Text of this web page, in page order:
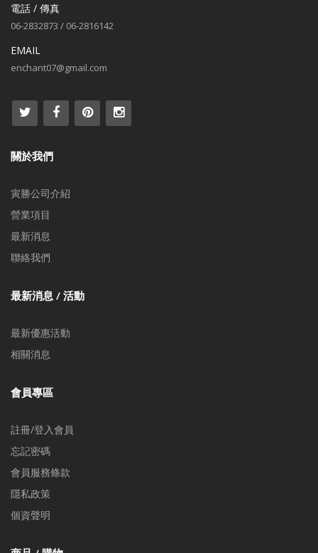
電話 / 傳真
06-2832873 / 06-2816142
EMAIL
enchant07@gmail.com
關於我們
寅勝公司介紹
營業項目
最新消息
聯絡我們
最新消息 / 活動
最新優惠活動
相關消息
會員專區
註冊/登入會員
忘記密碼
會員服務條款
隱私政策
個資聲明